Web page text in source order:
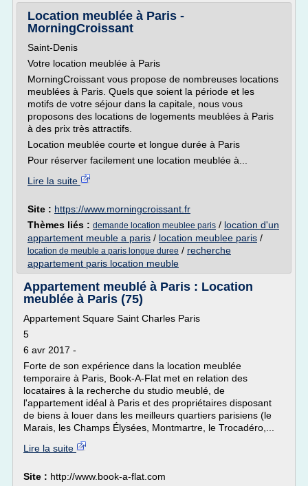
Location meublée à Paris -
MorningCroissant
Saint-Denis
Votre location meublée à Paris
MorningCroissant vous propose de nombreuses locations
meublées à Paris. Quels que soient la période et les
motifs de votre séjour dans la capitale, nous vous
proposons des locations de logements meublées à Paris
à des prix très attractifs.
Location meublée courte et longue durée à Paris
Pour réserver facilement une location meublée à...
Lire la suite
Site : https://www.morningcroissant.fr
Thèmes liés : demande location meublee paris / location d'un
appartement meuble a paris / location meublee paris /
location de meuble a paris longue duree / recherche
appartement paris location meuble
Appartement meublé à Paris : Location
meublée à Paris (75)
Appartement Square Saint Charles Paris
5
6 avr 2017 -
Forte de son expérience dans la location meublée
temporaire à Paris, Book-A-Flat met en relation des
locataires à la recherche du studio meublé, de
l'appartement idéal à Paris et des propriétaires disposant
de biens à louer dans les meilleurs quartiers parisiens (le
Marais, les Champs Élysées, Montmartre, le Trocadéro,...
Lire la suite
Site : http://www.book-a-flat.com